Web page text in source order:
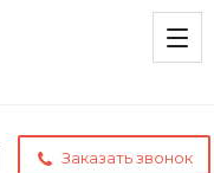
Заказать звонок